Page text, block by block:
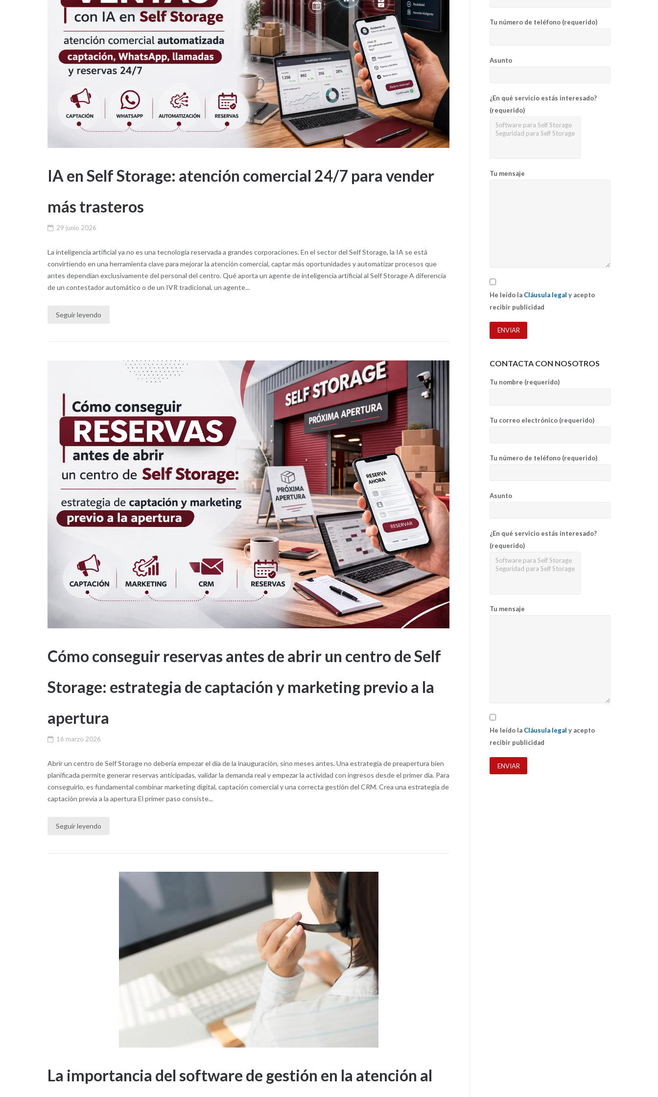
IA en Self Storage: atención comercial 24/7 para vender
más trasteros
29 junio 2026
La inteligencia artificial ya no es una tecnología reservada a grandes corporaciones. En el sector del Self Storage, la IA se está
convirtiendo en una herramienta clave para mejorar la atención comercial, captar más oportunidades y automatizar procesos que
antes dependían exclusivamente del personal del centro. Qué aporta un agente de inteligencia artificial al Self Storage A diferencia
de un contestador automático o de un IVR tradicional, un agente...
Seguir leyendo
Cómo conseguir reservas antes de abrir un centro de Self
Storage: estrategia de captación y marketing previo a la
apertura
16 marzo 2026
Abrir un centro de Self Storage no debería empezar el día de la inauguración, sino meses antes. Una estrategia de preapertura bien
planificada permite generar reservas anticipadas, validar la demanda real y empezar la actividad con ingresos desde el primer día. Para
conseguirlo, es fundamental combinar marketing digital, captación comercial y una correcta gestión del CRM. Crea una estrategia de
captación previa a la apertura El primer paso consiste...
Seguir leyendo
La importancia del software de gestión en la atención al
Tu número de teléfono (requerido)
Asunto
¿En qué servicio estás interesado?
(requerido)
Tu mensaje
He leído la Cláusula legal y acepto
recibir publicidad
CONTACTA CON NOSOTROS
Tu nombre (requerido)
Tu correo electrónico (requerido)
Tu número de teléfono (requerido)
Asunto
¿En qué servicio estás interesado?
(requerido)
Tu mensaje
He leído la Cláusula legal y acepto
recibir publicidad